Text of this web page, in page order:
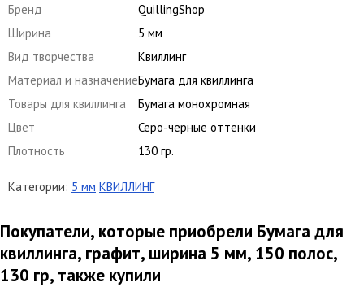
Бренд
QuillingShop
Ширина
5 мм
Вид творчества
Квиллинг
Материал и назначениеБумага для квиллинга
Товары для квиллинга
Бумага монохромная
Цвет
Серо-черные оттенки
Плотность
130 гр.
Категории: 5 мм КВИЛЛИНГ
Покупатели, которые приобрели Бумага для
квиллинга, графит, ширина 5 мм, 150 полос,
130 гр, также купили